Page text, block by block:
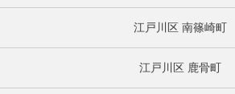
江戸川区 南篠崎町
江戸川区 鹿骨町